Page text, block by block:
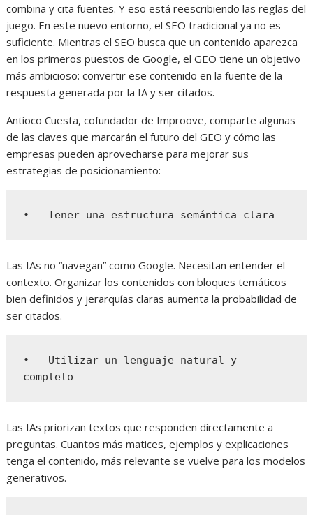
combina y cita fuentes. Y eso está reescribiendo las reglas del
juego. En este nuevo entorno, el SEO tradicional ya no es
suficiente. Mientras el SEO busca que un contenido aparezca
en los primeros puestos de Google, el GEO tiene un objetivo
más ambicioso: convertir ese contenido en la fuente de la
respuesta generada por la IA y ser citados.
Antíoco Cuesta, cofundador de Improove, comparte algunas
de las claves que marcarán el futuro del GEO y cómo las
empresas pueden aprovecharse para mejorar sus
estrategias de posicionamiento:
•   Tener una estructura semántica clara
Las IAs no “navegan” como Google. Necesitan entender el
contexto. Organizar los contenidos con bloques temáticos
bien definidos y jerarquías claras aumenta la probabilidad de
ser citados.
•   Utilizar un lenguaje natural y
completo
Las IAs priorizan textos que responden directamente a
preguntas. Cuantos más matices, ejemplos y explicaciones
tenga el contenido, más relevante se vuelve para los modelos
generativos.